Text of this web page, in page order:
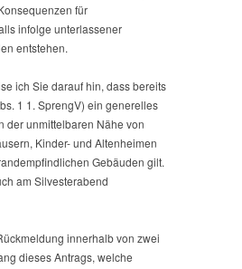
für
infolge unterlassener
entstehen.
ich Sie darauf hin, dass bereits
1 1. SprengV) ein generelles
der unmittelbaren Nähe von
Kinder- und Altenheimen
Gebäuden gilt.
am Silvesterabend
innerhalb von zwei
dieses Antrags, welche